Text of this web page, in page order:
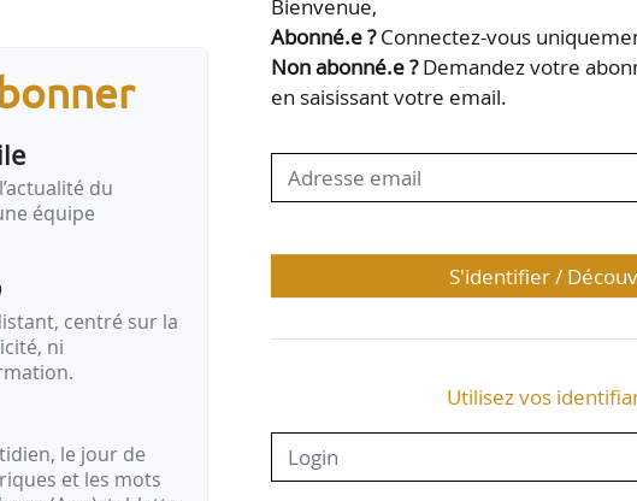
du secteur de la mobilité et des transports
du
équipe
centré sur la
ni
le jour de
et les mots
Bienvenue,
Abonné.e ?Connectez-vous
Non abonné.e ?Demandez votre
en saisissant votre email.
S'identifier /
Utilisez vos